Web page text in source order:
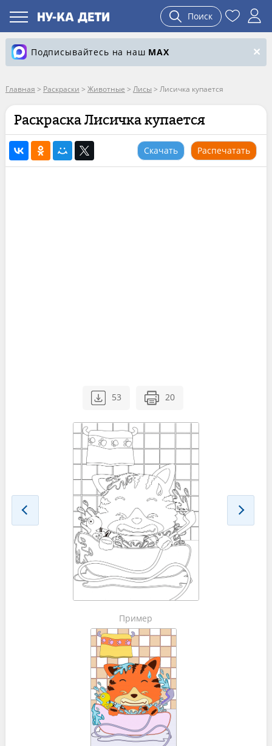
Поиск
Подписывайтесь на наш MAX
Главная > Раскраски > Животные > Лисы > Лисичка купается
Раскраска Лисичка купается
Скачать Распечатать
53 20
Пример